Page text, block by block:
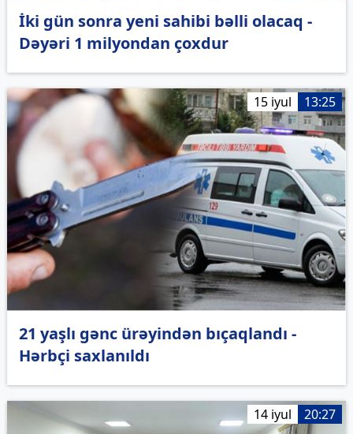
İki gün sonra yeni sahibi bəlli olacaq -
Dəyəri 1 milyondan çoxdur
15 iyul 13:25
21 yaşlı gənc ürəyindən bıçaqlandı -
Hərbçi saxlanıldı
14 iyul 20:27